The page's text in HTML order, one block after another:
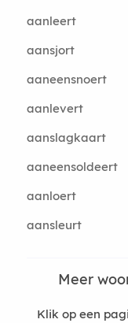
aanleert
aansjort
aaneensnoert
aanlevert
aanslagkaart
aaneensoldeert
aanloert
aansleurt
Meer
Klik op een